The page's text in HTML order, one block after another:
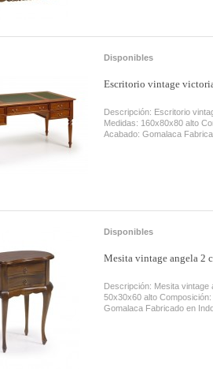
Disponibles
Escritorio vintage
Descripción: Escritorio
Medidas: 160x80x80 alto
Acabado: Gomalaca
Disponibles
Mesita vintage angela 2
Descripción: Mesita vintage
50x30x60 alto
Gomalaca Fabricado en